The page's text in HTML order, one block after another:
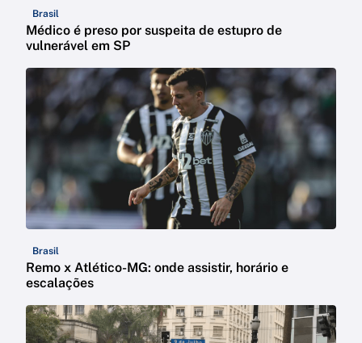
Brasil
Médico é preso por suspeita de estupro de
vulnerável em SP
Brasil
Remo x Atlético-MG: onde assistir, horário e
escalações